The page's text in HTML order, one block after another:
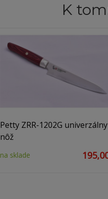
K
Petty ZRR-1202G univerzálny
nôž
na sklade